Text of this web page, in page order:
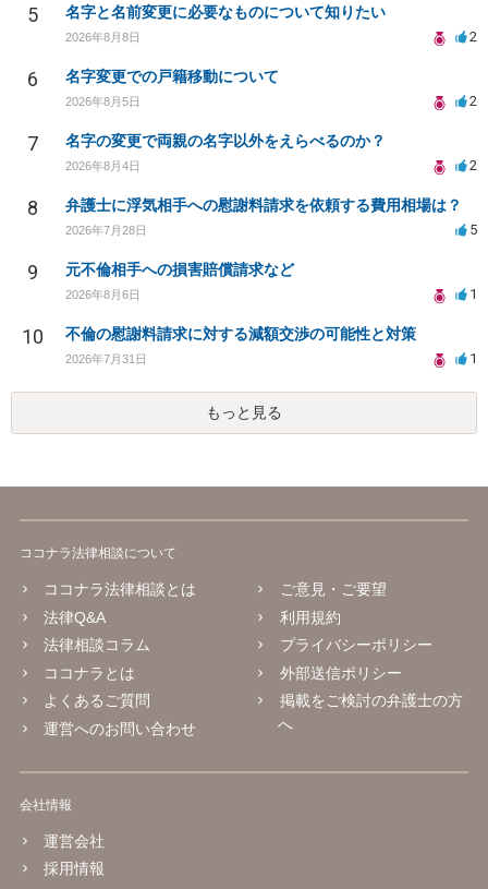
5 名字と名前変更に必要なものについて知りたい
2026年8月8日 2
6 名字変更での戸籍移動について
2026年8月5日 2
7 名字の変更で両親の名字以外をえらべるのか？
2026年8月4日 2
8 弁護士に浮気相手への慰謝料請求を依頼する費用相場は？
2026年7月28日 5
9 元不倫相手への損害賠償請求など
2026年8月6日 1
10 不倫の慰謝料請求に対する減額交渉の可能性と対策
2026年7月31日 1
もっと見る
ココナラ法律相談について
ココナラ法律相談とは
法律Q&A
法律相談コラム
ココナラとは
よくあるご質問
運営へのお問い合わせ
ご意見・ご要望
利用規約
プライバシーポリシー
外部送信ポリシー
掲載をご検討の弁護士の方
へ
会社情報
運営会社
採用情報